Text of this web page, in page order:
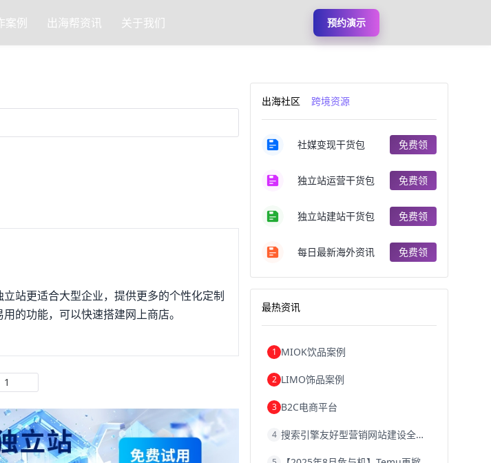
案例 出海帮资讯 关于我们 预约演示
站更适合大型企业，提供更多的个性化定制
的功能，可以快速搭建网上商店。
出海社区 跨境资源
社媒变现干货包 免费领
独立站运营干货包 免费领
独立站建站干货包 免费领
每日最新海外资讯 免费领
最热资讯
1 MIOK饮品案例
2 LIMO饰品案例
3 B2C电商平台
4 搜索引擎友好型营销网站建设全攻略